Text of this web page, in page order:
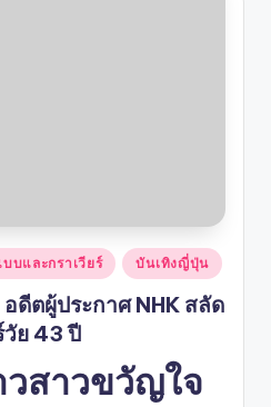
บและกราเวียร์ บันเทิงญี่ปุ่น
ดีตผู้ประกาศ NHK สลัด
วัย 43 ปี
สาวขวัญใจ